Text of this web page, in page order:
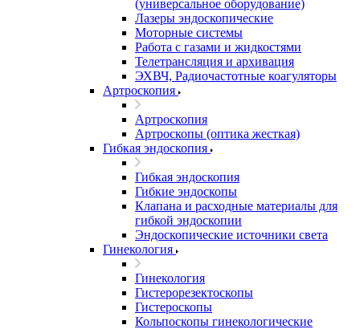
(универсальное оборудование)
Лазеры эндоскопические
Моторные системы
Работа с газами и жидкостями
Телетрансляция и архивация
ЭХВЧ, Радиочастотные коагуляторы
Артроскопия
Артроскопия
Артроскопы (оптика жесткая)
Гибкая эндоскопия
Гибкая эндоскопия
Гибкие эндоскопы
Клапана и расходные материалы для
гибкой эндоскопии
Эндоскопические источники света
Гинекология
Гинекология
Гистерорезектоскопы
Гистероскопы
Кольпоскопы гинекологические